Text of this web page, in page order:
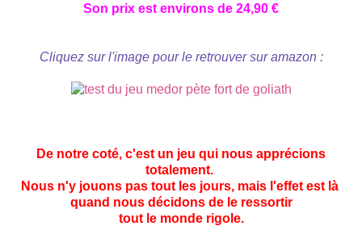
Son prix est environs de 24,90 €
Cliquez sur l'image pour le retrouver sur amazon :
De notre coté, c'est un jeu qui nous apprécions
totalement.
Nous n'y jouons pas tout les jours, mais l'effet est là
quand nous décidons de le ressortir
tout le monde rigole.